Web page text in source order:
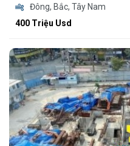
Đông, Bắc, Tây Nam
400 Triệu Usd